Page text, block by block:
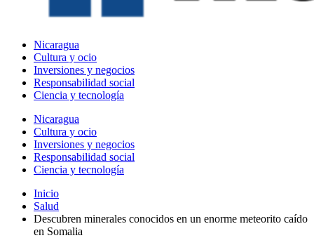
Nicaragua
Cultura y ocio
Inversiones y negocios
Responsabilidad social
Ciencia y tecnología
Nicaragua
Cultura y ocio
Inversiones y negocios
Responsabilidad social
Ciencia y tecnología
Inicio
Salud
Descubren minerales conocidos en un enorme meteorito caído
en Somalia